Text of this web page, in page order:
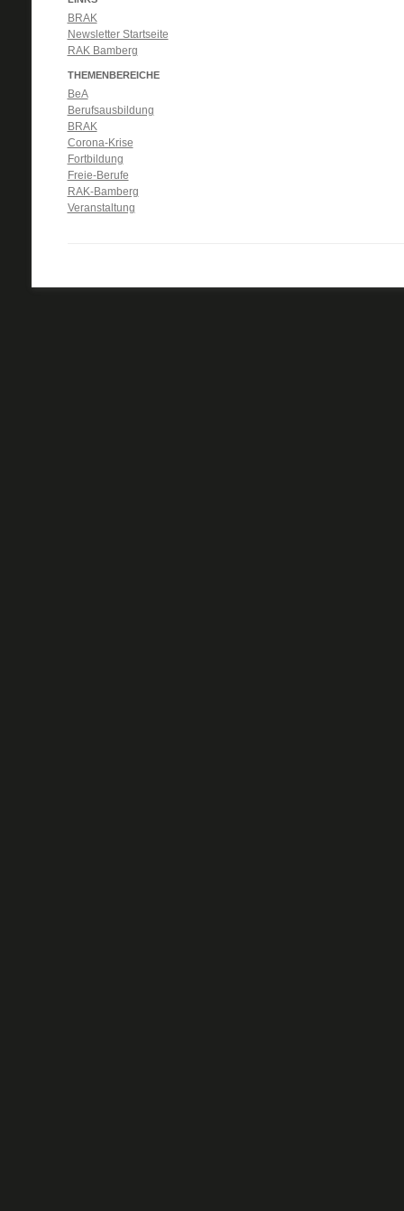
BRAK
Newsletter Startseite
RAK Bamberg
THEMENBEREICHE
BeA
Berufsausbildung
BRAK
Corona-Krise
Fortbildung
Freie-Berufe
RAK-Bamberg
Veranstaltung